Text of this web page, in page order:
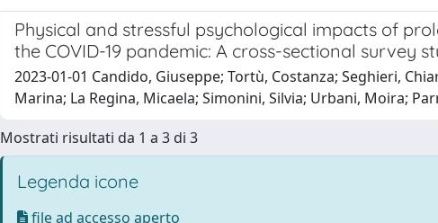
Physical and stressful psychological impacts of
the COVID-19 pandemic: A cross-sectional survey
2023-01-01 Candido, Giuseppe; Tortù, Costanza; Seghieri,
Marina; La Regina, Micaela; Simonini, Silvia; Urbani, Moira;
Mostrati risultati da 1 a 3 di 3
Legenda icone
file ad accesso aperto